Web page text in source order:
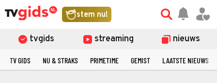
stem nu!
tvgids streaming nieuws
TV GIDS NU & STRAKS PRIMETIME GEMIST LAATSTE NIEUWS